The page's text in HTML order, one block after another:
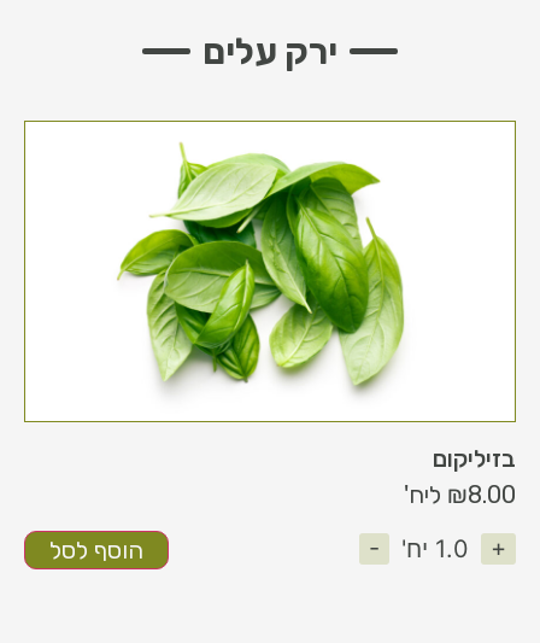
ירק עלים
בזיליקום
₪8.00
ליח'
-
1.0 יח' + הוסף לסל